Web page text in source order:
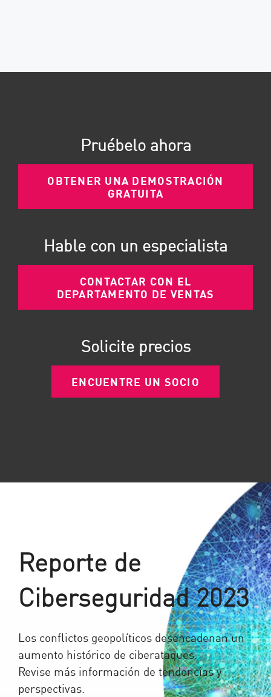
Pruébelo ahora
OBTENER UNA DEMOSTRACIÓN
GRATUITA
Hable con un especialista
CONTACTAR CON EL
DEPARTAMENTO DE VENTAS
Solicite precios
ENCUENTRE UN SOCIO
Reporte de
Ciberseguridad 2023
Los conflictos geopolíticos desencadenan un
aumento histórico de ciberataques.
Revise más información de tendencias y
perspectivas.